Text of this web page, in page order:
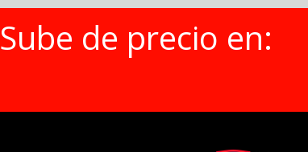
Sube de precio en: